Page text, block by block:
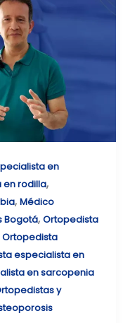
en
en rodilla,
, Médico
Bogotá, Ortopedista
Ortopedista
especialista en
en sarcopenia
y